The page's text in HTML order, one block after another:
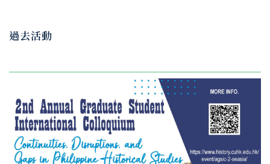
過去活動